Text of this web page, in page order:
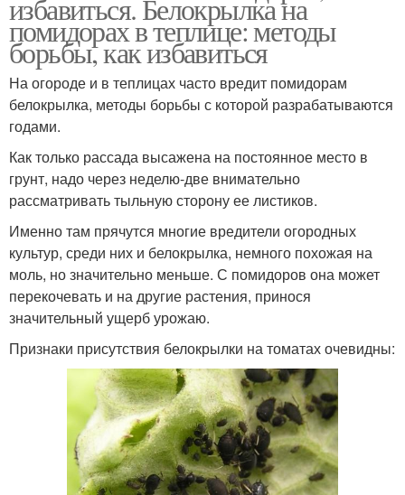
избавиться. Белокрылка на
помидорах в теплице: методы
борьбы, как избавиться
На огороде и в теплицах часто вредит помидорам
белокрылка, методы борьбы с которой разрабатываются
годами.
Как только рассада высажена на постоянное место в
грунт, надо через неделю-две внимательно
рассматривать тыльную сторону ее листиков.
Именно там прячутся многие вредители огородных
культур, среди них и белокрылка, немного похожая на
моль, но значительно меньше. С помидоров она может
перекочевать и на другие растения, принося
значительный ущерб урожаю.
Признаки присутствия белокрылки на томатах очевидны: